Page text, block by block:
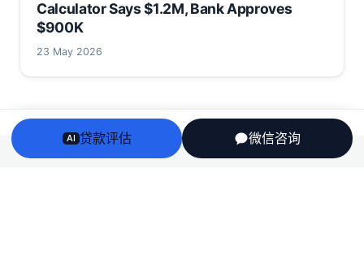
Calculator Says $1.2M, Bank Approves
$900K
23 May 2026
AI 贷款评估 微信咨询